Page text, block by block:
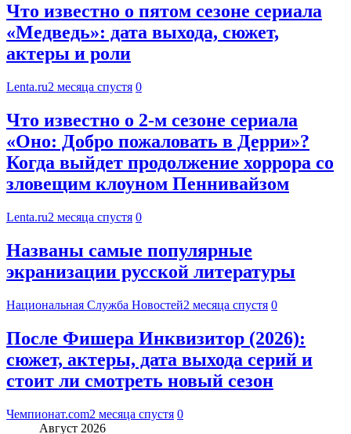
Что известно о пятом сезоне сериала
«Медведь»: дата выхода, сюжет,
актеры и роли
Lenta.ru2 месяца спустя 0
Что известно о 2-м сезоне сериала
«Оно: Добро пожаловать в Дерри»?
Когда выйдет продолжение хоррора со
зловещим клоуном Пеннивайзом
Lenta.ru2 месяца спустя 0
Названы самые популярные
экранизации русской литературы
Национальная Служба Новостей2 месяца спустя 0
После Фишера Инквизитор (2026):
сюжет, актеры, дата выхода серий и
стоит ли смотреть новый сезон
Чемпионат.com2 месяца спустя 0
Август 2026